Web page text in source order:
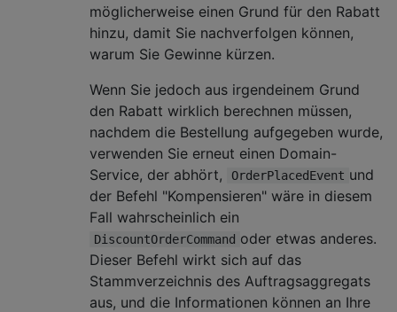
möglicherweise einen Grund für den Rabatt
hinzu, damit Sie nachverfolgen können,
warum Sie Gewinne kürzen.
Wenn Sie jedoch aus irgendeinem Grund
den Rabatt wirklich berechnen müssen,
nachdem die Bestellung aufgegeben wurde,
verwenden Sie erneut einen Domain-
Service, der abhört,
OrderPlacedEvent und
der Befehl "Kompensieren" wäre in diesem
Fall wahrscheinlich ein
DiscountOrderCommand oder etwas anderes.
Dieser Befehl wirkt sich auf das
Stammverzeichnis des Auftragsaggregats
aus, und die Informationen können an Ihre